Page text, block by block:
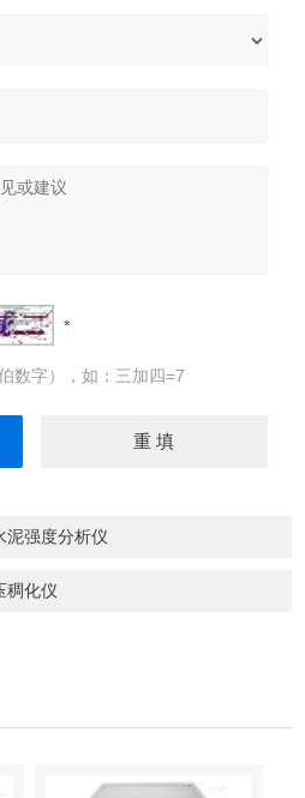
数字），如：三加四=7
泥强度分析仪
稠化仪